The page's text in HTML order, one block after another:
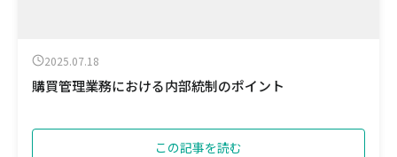
2025.07.18
購買管理業務における内部統制のポイント
この記事を読む